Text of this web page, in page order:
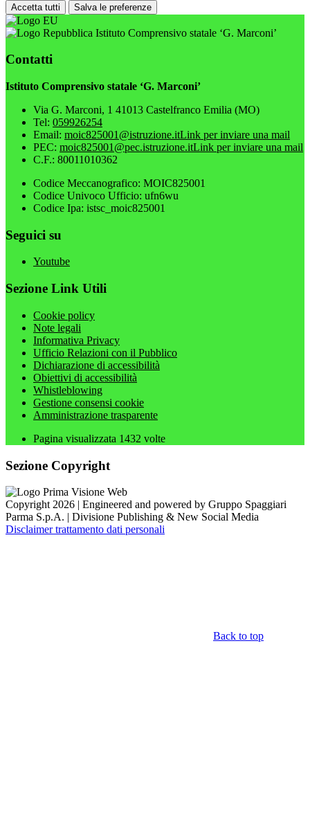
Accetta tutti Salva le preferenze
Istituto Comprensivo statale ‘G. Marconi’
Contatti
Istituto Comprensivo statale ‘G. Marconi’
Via G. Marconi, 1 41013 Castelfranco Emilia (MO)
Tel: 059926254
Email: moic825001@istruzione.itLink per inviare una mail
PEC: moic825001@pec.istruzione.itLink per inviare una mail
C.F.: 80011010362
Codice Meccanografico: MOIC825001
Codice Univoco Ufficio: ufn6wu
Codice Ipa: istsc_moic825001
Seguici su
Youtube
Sezione Link Utili
Cookie policy
Note legali
Informativa Privacy
Ufficio Relazioni con il Pubblico
Dichiarazione di accessibilità
Obiettivi di accessibilità
Whistleblowing
Gestione consensi cookie
Amministrazione trasparente
Pagina visualizzata 1432 volte
Sezione Copyright
Copyright 2026 | Engineered and powered by Gruppo Spaggiari
Parma S.p.A. | Divisione Publishing & New Social Media
Disclaimer trattamento dati personali
Back to top